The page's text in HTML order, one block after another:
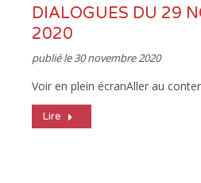
DIALOGUES DU 29
2020
publié le30 novembre 2020
Voir en plein écranAller au
Lire